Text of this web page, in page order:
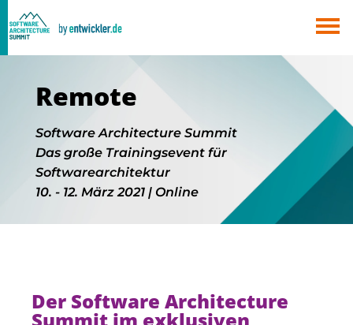
Remote
Software Architecture Summit
Das große Trainingsevent für
Softwarearchitektur
10. - 12. März 2021 | Online
Der Software Architecture
Berlin
München
Alle